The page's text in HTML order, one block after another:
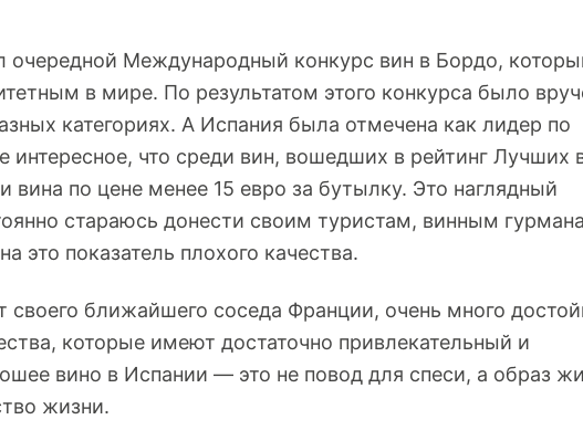
очередной Международный конкурс вин в Бордо,
в мире. По результатом этого конкурса было
категориях. А Испания была отмечена как лидер по
что среди вин, вошедших в рейтинг Лучших
вина по цене менее 15 евро за бутылку. Это наглядный
стараюсь донести своим туристам, винным
это показатель плохого качества.
своего ближайшего соседа Франции, очень много
которые имеют достаточно привлекательный и
вино в Испании — это не повод для спеси, а образ
жизни.